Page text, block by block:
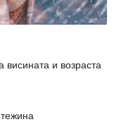
висината и возраста